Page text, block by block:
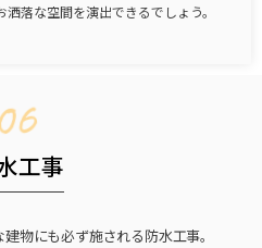
落な空間を演出できるでしょう。
工事
物にも必ず施される防水工事。